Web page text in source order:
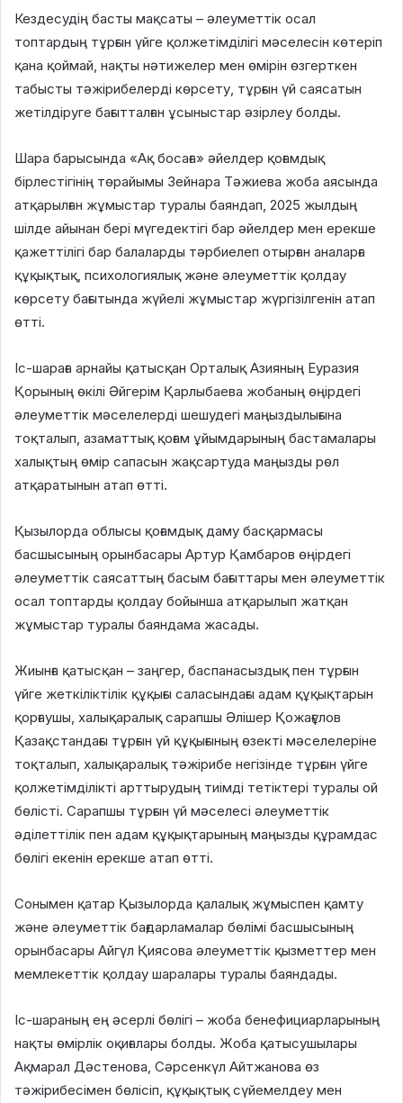
Кездесудің басты мақсаты – әлеуметтік осал
топтардың тұрғын үйге қолжетімділігі мәселесін көтеріп
қана қоймай, нақты нәтижелер мен өмірін өзгерткен
табысты тәжірибелерді көрсету, тұрғын үй саясатын
жетілдіруге бағытталған ұсыныстар әзірлеу болды.
Шара барысында «Ақ босаға» әйелдер қоғамдық
бірлестігінің төрайымы Зейнара Тәжиева жоба аясында
атқарылған жұмыстар туралы баяндап, 2025 жылдың
шілде айынан бері мүгедектігі бар әйелдер мен ерекше
қажеттілігі бар балаларды тәрбиелеп отырған аналарға
құқықтық, психологиялық және әлеуметтік қолдау
көрсету бағытында жүйелі жұмыстар жүргізілгенін атап
өтті.
Іс-шараға арнайы қатысқан Орталық Азияның Еуразия
Қорының өкілі Әйгерім Қарлыбаева жобаның өңірдегі
әлеуметтік мәселелерді шешудегі маңыздылығына
тоқталып, азаматтық қоғам ұйымдарының бастамалары
халықтың өмір сапасын жақсартуда маңызды рөл
атқаратынын атап өтті.
Қызылорда облысы қоғамдық даму басқармасы
басшысының орынбасары Артур Қамбаров өңірдегі
әлеуметтік саясаттың басым бағыттары мен әлеуметтік
осал топтарды қолдау бойынша атқарылып жатқан
жұмыстар туралы баяндама жасады.
Жиынға қатысқан – заңгер, баспанасыздық пен тұрғын
үйге жеткіліктілік құқығы саласындағы адам құқықтарын
қорғаушы, халықаралық сарапшы Әлішер Қожағұлов
Қазақстандағы тұрғын үй құқығының өзекті мәселелеріне
тоқталып, халықаралық тәжірибе негізінде тұрғын үйге
қолжетімділікті арттырудың тиімді тетіктері туралы ой
бөлісті. Сарапшы тұрғын үй мәселесі әлеуметтік
әділеттілік пен адам құқықтарының маңызды құрамдас
бөлігі екенін ерекше атап өтті.
Сонымен қатар Қызылорда қалалық жұмыспен қамту
және әлеуметтік бағдарламалар бөлімі басшысының
орынбасары Айгүл Қиясова әлеуметтік қызметтер мен
мемлекеттік қолдау шаралары туралы баяндады.
Іс-шараның ең әсерлі бөлігі – жоба бенефициарларының
нақты өмірлік оқиғалары болды. Жоба қатысушылары
Ақмарал Дәстенова, Сәрсенкүл Айтжанова өз
тәжірибесімен бөлісіп, құқықтық сүйемелдеу мен